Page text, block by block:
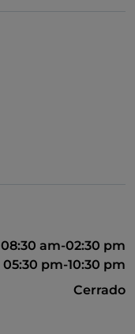
08:30 am-02:30 pm
05:30 pm-10:30 pm
Cerrado